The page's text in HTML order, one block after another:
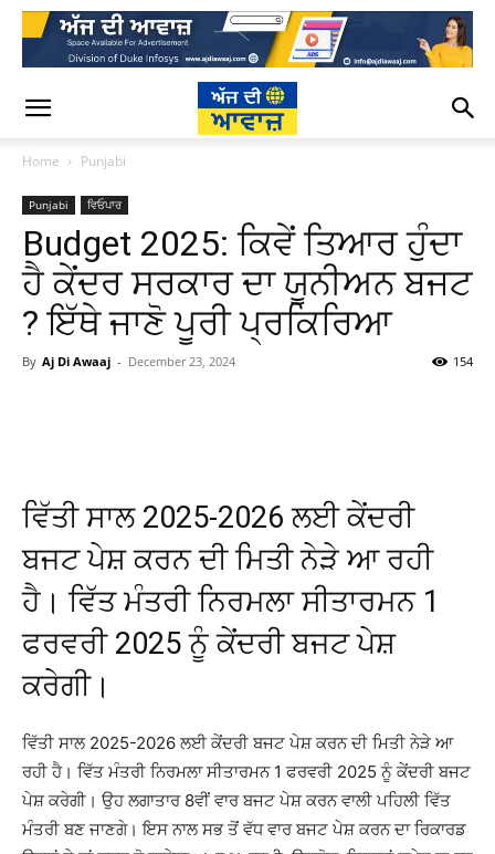
Home Punjabi
Punjabi ਵਿਓਪਾਰ
Budget 2025: ਕਿਵੇਂ ਤਿਆਰ ਹੁੰਦਾ
ਹੈ ਕੇਂਦਰ ਸਰਕਾਰ ਦਾ ਯੂਨੀਅਨ ਬਜਟ
? ਇੱਥੇ ਜਾਣੋ ਪੂਰੀ ਪ੍ਰਕਿਰਿਆ
By Aj Di Awaaj - December 23, 2024 154
ਵਿੱਤੀ ਸਾਲ 2025-2026 ਲਈ ਕੇਂਦਰੀ
ਬਜਟ ਪੇਸ਼ ਕਰਨ ਦੀ ਮਿਤੀ ਨੇੜੇ ਆ ਰਹੀ
ਹੈ। ਵਿੱਤ ਮੰਤਰੀ ਨਿਰਮਲਾ ਸੀਤਾਰਮਨ 1
ਫਰਵਰੀ 2025 ਨੂੰ ਕੇਂਦਰੀ ਬਜਟ ਪੇਸ਼
ਕਰੇਗੀ।
ਵਿੱਤੀ ਸਾਲ 2025-2026 ਲਈ ਕੇਂਦਰੀ ਬਜਟ ਪੇਸ਼ ਕਰਨ ਦੀ ਮਿਤੀ ਨੇੜੇ ਆ
ਰਹੀ ਹੈ। ਵਿੱਤ ਮੰਤਰੀ ਨਿਰਮਲਾ ਸੀਤਾਰਮਨ 1 ਫਰਵਰੀ 2025 ਨੂੰ ਕੇਂਦਰੀ ਬਜਟ
ਪੇਸ਼ ਕਰੇਗੀ। ਉਹ ਲਗਾਤਾਰ 8ਵੀਂ ਵਾਰ ਬਜਟ ਪੇਸ਼ ਕਰਨ ਵਾਲੀ ਪਹਿਲੀ ਵਿੱਤ
ਮੰਤਰੀ ਬਣ ਜਾਣਗੇ। ਇਸ ਨਾਲ ਸਭ ਤੋਂ ਵੱਧ ਵਾਰ ਬਜਟ ਪੇਸ਼ ਕਰਨ ਦਾ ਰਿਕਾਰਡ